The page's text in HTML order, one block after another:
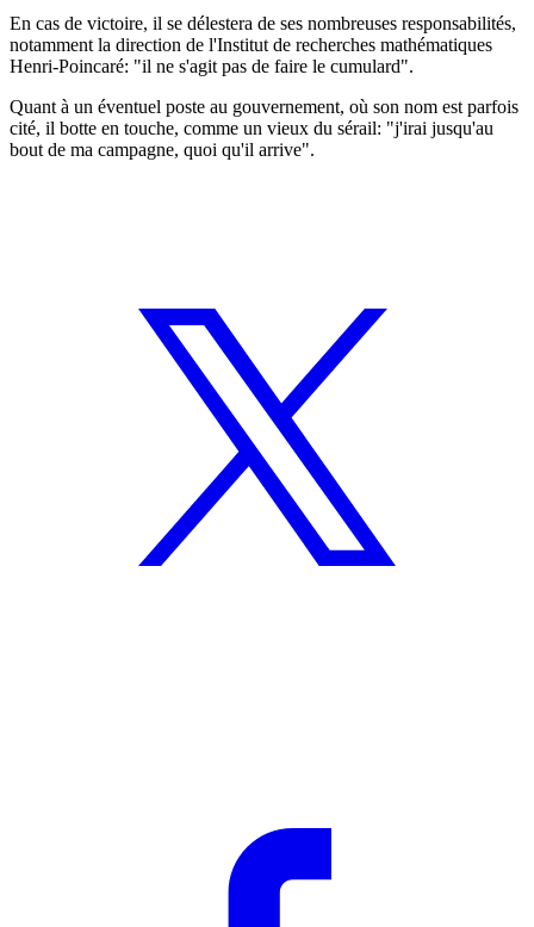
En cas de victoire, il se délestera de ses nombreuses responsabilités,
notamment la direction de l'Institut de recherches mathématiques
Henri-Poincaré: "il ne s'agit pas de faire le cumulard".
Quant à un éventuel poste au gouvernement, où son nom est parfois
cité, il botte en touche, comme un vieux du sérail: "j'irai jusqu'au
bout de ma campagne, quoi qu'il arrive".